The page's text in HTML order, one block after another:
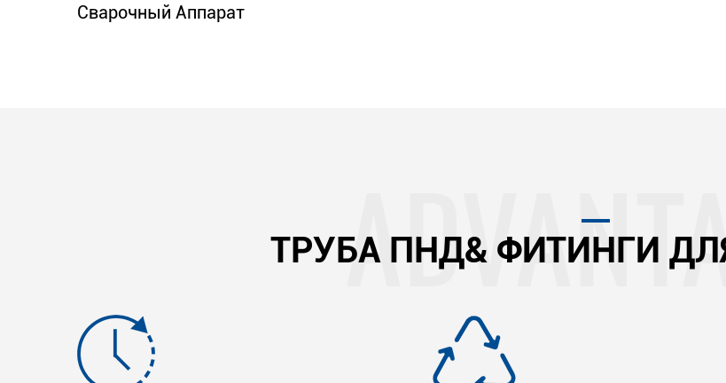
Сварочный Аппарат
ТРУБА ПНД& ФИТИНГИ